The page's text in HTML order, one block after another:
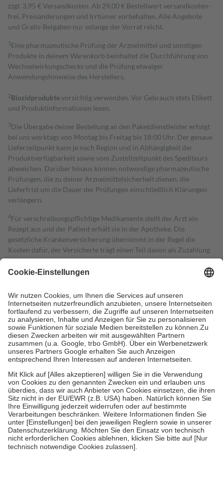
zzgl. 3,95 € Versandkosten. Ab 29,00 € Bestell­wert versand­kosten­
frei. Preisänderungen und Irrtümer vorbehalten. Alle Angebote
und Gratis-Beigaben nur solange der Vorrat reicht.
1 Eine pharmazeutische Prüfung der Arzneimittel und sonstigen
Produkte in deinem Warenkorb beinhaltet die Durchführung von
Wechselwirkungschecks und die Prüfung etwaiger
Anwendungshinweise des Herstellers.
2Biozidproduktevorsichtig verwenden. Vor Gebrauch stets Etikett
und Produktinformationen lesen.
3Die Übergabe deiner Bestellung an den Paketdienstleister erfolgt
bei uns werktags von Montag bis Freitag bis 18:00 Uhr. Der genaue
Lieferzeitpunkt kann je nach Region und in Abhängigkeit der
Produktverfügbarkeit sowie vom Zustellzeitpunkt des Spediteurs
abweichen. Darüber hinaus können notwendige pharmazeutische
Prüfungen, die zu deiner Arzneimittelsicherheit dienen, die
Lieferfrist um die Dauer der Prüfungen einschließlich Klärungen
verlängern.
4Für verschreibungspflichtige Medikamente stellt der Arzt ein
Rezept aus und der Patient erhält sie in der Apotheke. Die
gesetzliche Krankenversicherung übernimmt in der Regel die
Kosten dafür, der Versicherte trägt einen Teil davon als Zuzahlung
mit.
Grundsätzlich leisten Mitglieder Zuzahlungen in Höhe von zehn
höchstens zehn Euro.
Es sind jedoch nie mehr als die tatsächlichen
Kosten der Leistung zu entrichten.
Diese Regeln gelten grundsätzlich auch für Online-Apotheken.
Bei Heilmitteln und häuslicher Krankenpflege beträgt die
Zuzahlung zehn Prozent der Kosten sowie zehn Euro je
Verordnung.
Um das Engagement der Versicherten für ihre eigene Gesundheit zu
stärken und die besondere Stellung der Familie zu unterstützen,
fallenkeine Zuzahlungenan bei:
• Kindern und Jugendlichen bis zum vollendeten 18. Lebensjahr
mit Ausnahme der Fahrkosten
• Untersuchungen zur Vorsorge und Früherkennung, die von der
GKV getragen werden
• empfohlenen Schutzimpfungen
• Harn- und Blutteststreifen